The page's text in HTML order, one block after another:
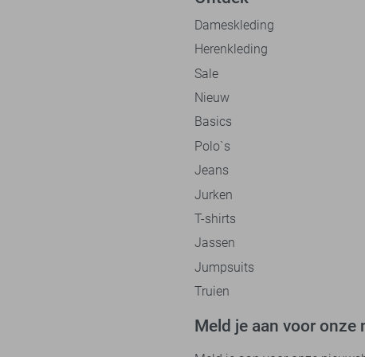
Dameskleding
Herenkleding
Sale
Nieuw
Basics
Polo`s
Jeans
Jurken
T-shirts
Jassen
Jumpsuits
Truien
Meld je aan voor onze